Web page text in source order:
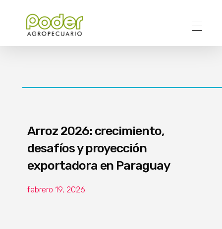
Arroz 2026: crecimiento,
desafíos y proyección
exportadora en Paraguay
febrero 19, 2026